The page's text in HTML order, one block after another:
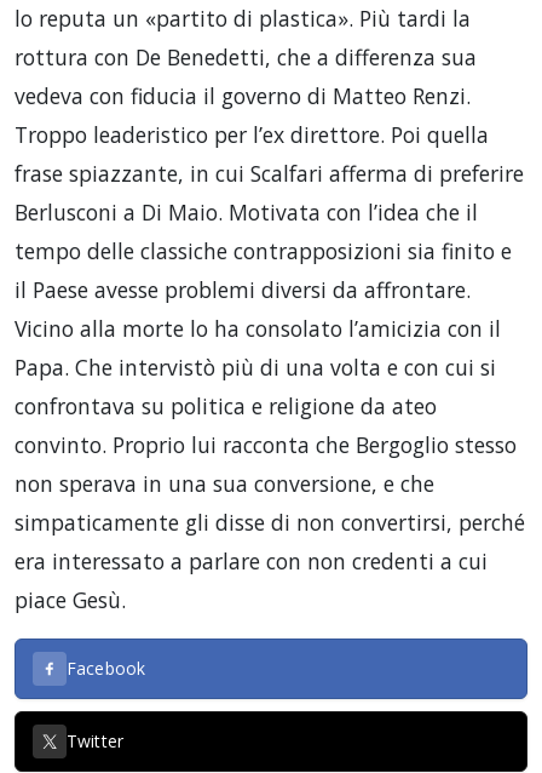
lo reputa un «partito di plastica». Più tardi la
rottura con De Benedetti, che a differenza sua
vedeva con fiducia il governo di Matteo Renzi.
Troppo leaderistico per l’ex direttore. Poi quella
frase spiazzante, in cui Scalfari afferma di preferire
Berlusconi a Di Maio. Motivata con l’idea che il
tempo delle classiche contrapposizioni sia finito e
il Paese avesse problemi diversi da affrontare.
Vicino alla morte lo ha consolato l’amicizia con il
Papa. Che intervistò più di una volta e con cui si
confrontava su politica e religione da ateo
convinto. Proprio lui racconta che Bergoglio stesso
non sperava in una sua conversione, e che
simpaticamente gli disse di non convertirsi, perché
era interessato a parlare con non credenti a cui
piace Gesù.
Facebook
Twitter